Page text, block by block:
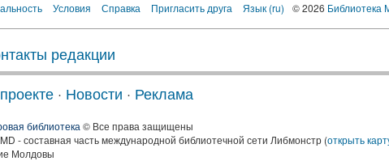
Условия Справка Пригласить друга Язык (ru) © 2026 Библиотека
редакции
· Новости · Реклама
библиотека © Все права защищены
- составная часть международной библиотечной сети Либмонстр (открыть
Молдовы